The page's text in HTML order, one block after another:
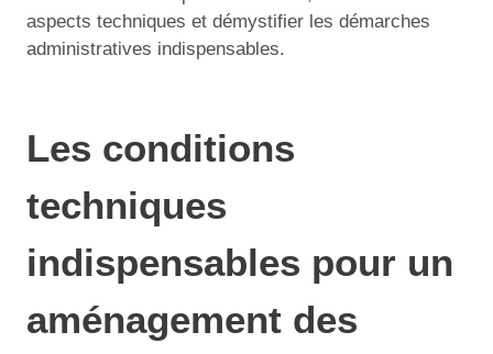
aspects techniques et démystifier les démarches
administratives indispensables.
Les conditions
techniques
indispensables pour un
aménagement des